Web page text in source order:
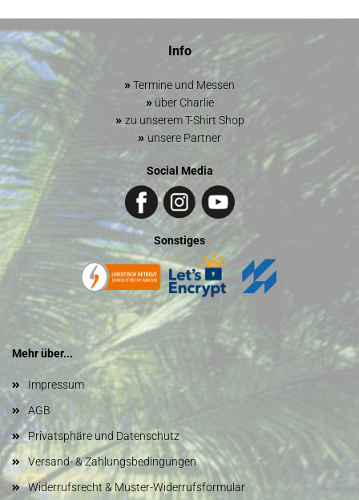
Info
»Termine und Messen
» über Charlie
» zu unserem T-Shirt Shop
» unsere Partner
Social Media
Sonstiges
Mehr über...
Impressum
AGB
Privatsphäre und Datenschutz
Versand- & Zahlungsbedingungen
Widerrufsrecht & Muster-Widerrufsformular